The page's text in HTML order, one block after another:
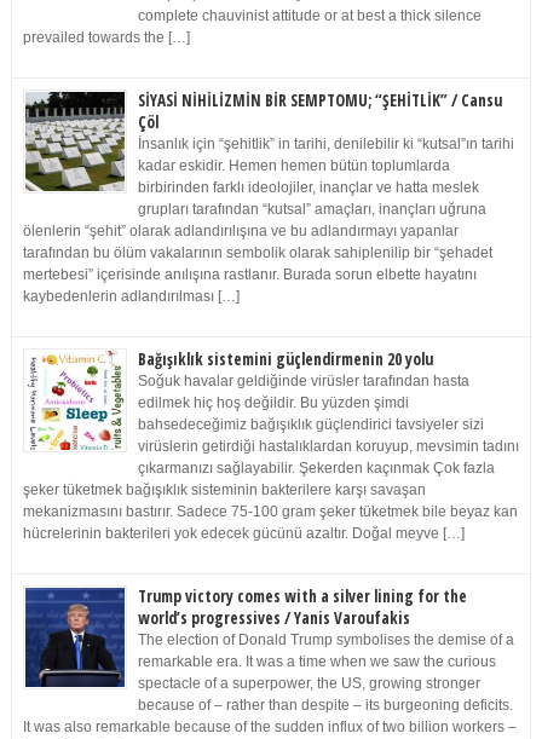
complete chauvinist attitude or at best a thick silence
prevailed towards the […]
SİYASİ NİHİLİZMİN BİR SEMPTOMU; “ŞEHİTLİK” / Cansu
Çöl
İnsanlık için “şehitlik” in tarihi, denilebilir ki “kutsal”ın tarihi
kadar eskidir. Hemen hemen bütün toplumlarda
birbirinden farklı ideolojiler, inançlar ve hatta meslek
grupları tarafından “kutsal” amaçları, inançları uğruna
ölenlerin “şehit” olarak adlandırılışına ve bu adlandırmayı yapanlar
tarafından bu ölüm vakalarının sembolik olarak sahiplenilip bir “şehadet
mertebesi” içerisinde anılışına rastlanır. Burada sorun elbette hayatını
kaybedenlerin adlandırılması […]
Bağışıklık sistemini güçlendirmenin 20 yolu
Soğuk havalar geldiğinde virüsler tarafından hasta
edilmek hiç hoş değildir. Bu yüzden şimdi
bahsedeceğimiz bağışıklık güçlendirici tavsiyeler sizi
virüslerin getirdiği hastalıklardan koruyup, mevsimin tadını
çıkarmanızı sağlayabilir. Şekerden kaçınmak Çok fazla
şeker tüketmek bağışıklık sisteminin bakterilere karşı savaşan
mekanizmasını bastırır. Sadece 75-100 gram şeker tüketmek bile beyaz kan
hücrelerinin bakterileri yok edecek gücünü azaltır. Doğal meyve […]
Trump victory comes with a silver lining for the
world’s progressives / Yanis Varoufakis
The election of Donald Trump symbolises the demise of a
remarkable era. It was a time when we saw the curious
spectacle of a superpower, the US, growing stronger
because of – rather than despite – its burgeoning deficits.
It was also remarkable because of the sudden influx of two billion workers –